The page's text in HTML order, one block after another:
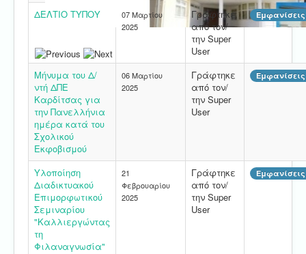
ΔΕΛΤΙΟ ΤΥΠΟΥ
07 Μαρτίου
2025
Γράφτηκε
από τον/
την Super
User
Μήνυμα του Δ/
ντή ΔΠΕ
Καρδίτσας για
την Πανελλήνια
ημέρα κατά του
Σχολικού
Εκφοβισμού
06 Μαρτίου
2025
Γράφτηκε
από τον/
την Super
User
Υλοποίηση
Διαδικτυακού
Επιμορφωτικού
Σεμιναρίου
"Καλλιεργώντας
τη
Φιλαναγνωσία"
21
Φεβρουαρίου
2025
Γράφτηκε
από τον/
την Super
User